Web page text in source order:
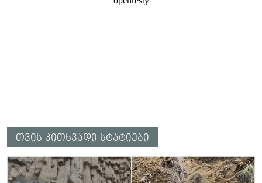
თვის კითხვადი სტატიები